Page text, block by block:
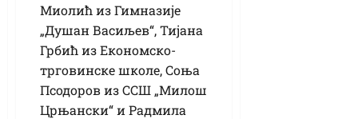
Миолић из Гимназије
„Душан Васиљев“, Тијана
Грбић из Економско-
трговинске школе, Соња
Псодоров из ССШ „Милош
Црњански“ и Радмила